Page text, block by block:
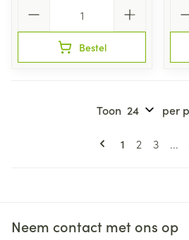
Bestel
U lees
1 Pagina
2 Pagina
3 ...
Toon per
Neem contact met ons op